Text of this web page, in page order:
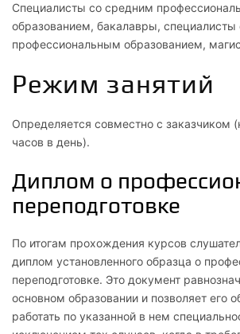
Специалисты со средним
образованием, бакалавры,
профессиональным образованием,
Режим занятий
Определяется совместно с заказчиком
часов в день).
Диплом о
переподготовке
По итогам прохождения курсов
диплом установленного образца о
переподготовке. Это документ
основном образовании и позволяет его
работать по указанной в нем